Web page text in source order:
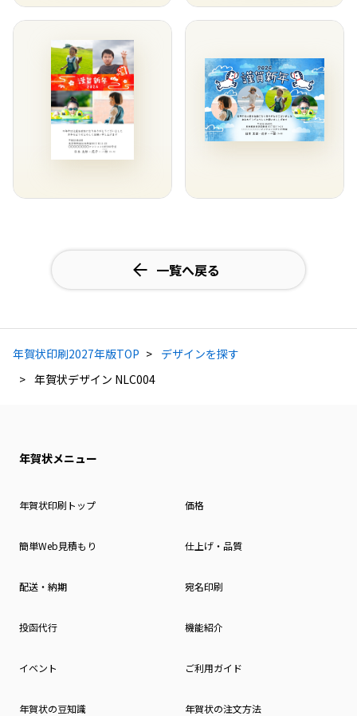
一覧へ戻る
年賀状印刷2027年版TOP
デザインを探す
年賀状デザイン NLC004
年賀状メニュー
年賀状印刷トップ 価格
簡単Web見積もり 仕上げ・品質
配送・納期 宛名印刷
投函代行 機能紹介
イベント ご利用ガイド
年賀状の豆知識 年賀状の注文方法